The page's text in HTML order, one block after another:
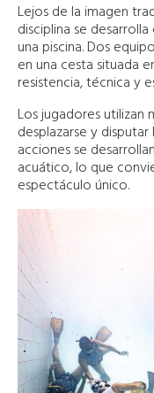
Lejos de la imagen
disciplina se
una piscina. Dos
en una cesta situada
resistencia, técnica y
Los jugadores utilizan
desplazarse y
acciones se
acuático, lo que
espectáculo único.